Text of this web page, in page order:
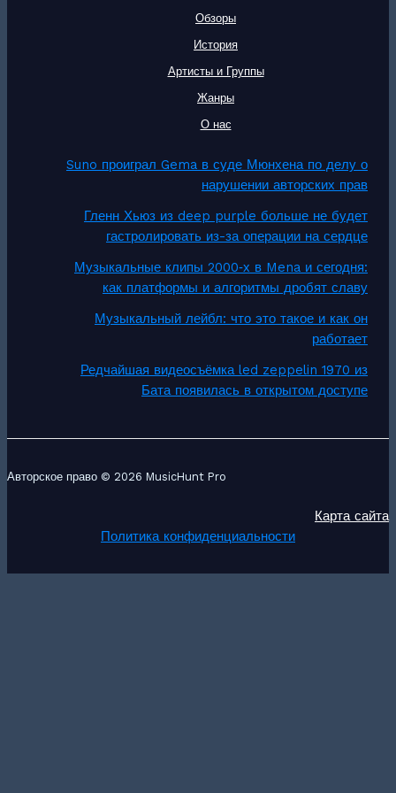
Обзоры
История
Артисты и Группы
Жанры
О нас
Suno проиграл Gema в суде Мюнхена по делу о
нарушении авторских прав
Гленн Хьюз из deep purple больше не будет
гастролировать из-за операции на сердце
Музыкальные клипы 2000‑х в Mena и сегодня:
как платформы и алгоритмы дробят славу
Музыкальный лейбл: что это такое и как он
работает
Редчайшая видеосъёмка led zeppelin 1970 из
Бата появилась в открытом доступе
Авторское право © 2026 MusicHunt Pro
Карта сайта
Политика конфиденциальности